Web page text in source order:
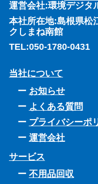
運営会社:環境デジタ
本社所在地:島根県松
クしまね南館
TEL:050-1780-0431
当社について
お知らせ
よくある質問
プライバシーポ
運営会社
サービス
不用品回収